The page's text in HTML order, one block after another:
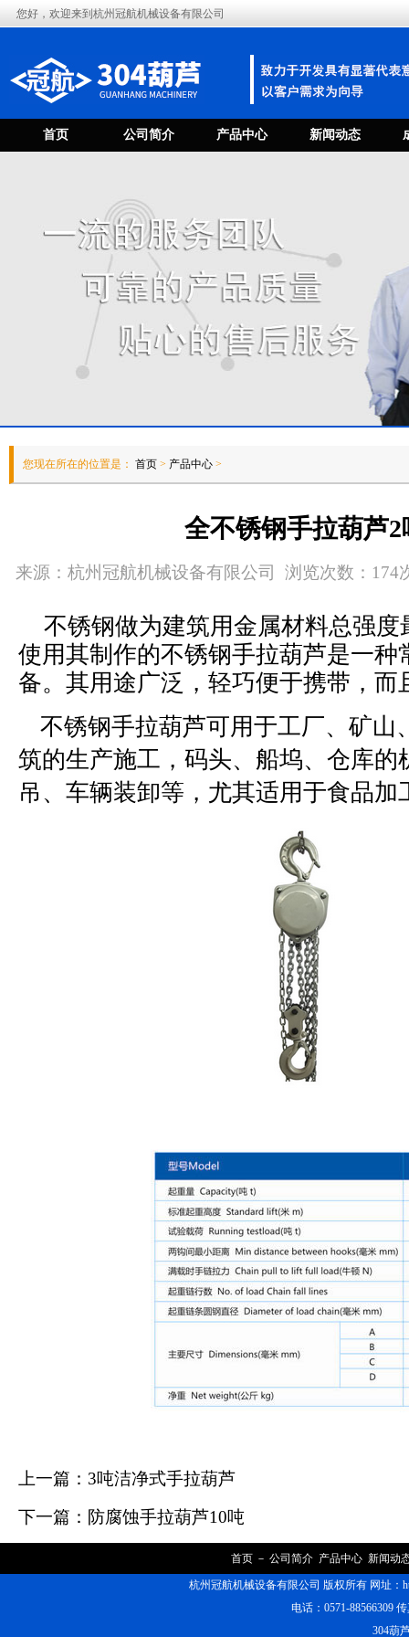
您好，欢迎来到杭州冠航机械设备有限公司
首页 公司简介 产品中心 新闻动态
您现在所在的位置是： 首页 > 产品中心 >
全不锈钢手拉葫芦2
来源：杭州冠航机械设备有限公司 浏览次数：174
不锈钢做为建筑用金属材料总强度
使用其制作的不锈钢手拉葫芦是一种
备。其用途广泛，轻巧便于携带，而
不锈钢手拉葫芦可用于工厂、矿山
筑的生产施工，码头、船坞、仓库的
吊、车辆装卸等，尤其适用于食品加
上一篇： 3吨洁净式手拉葫芦
下一篇： 防腐蚀手拉葫芦10吨
首页 － 公司简介 产品中心 新闻动
杭州冠航机械设备有限公司 版权所有 网址：
电话：0571-88566309
304葫